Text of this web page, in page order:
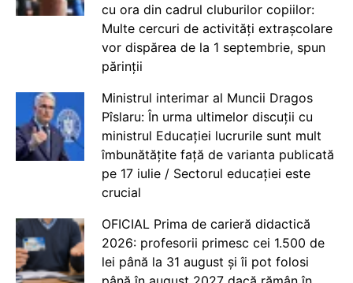
cu ora din cadrul cluburilor copiilor:
Multe cercuri de activități extrașcolare
vor dispărea de la 1 septembrie, spun
părinții
Ministrul interimar al Muncii Dragos
Pîslaru: În urma ultimelor discuții cu
ministrul Educației lucrurile sunt mult
îmbunătățite față de varianta publicată
pe 17 iulie / Sectorul educației este
crucial
OFICIAL Prima de carieră didactică
2026: profesorii primesc cei 1.500 de
lei până la 31 august și îi pot folosi